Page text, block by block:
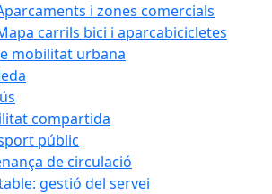
i zones comercials
carrils bici i aparcabicicletes
mobilitat urbana
compartida
públic
de circulació
gestió del servei